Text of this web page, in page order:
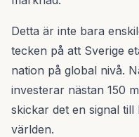
Detta är inte bara
tecken på att Sverige
nation på global nivå.
investerar nästan 150
skickar det en signal
världen.